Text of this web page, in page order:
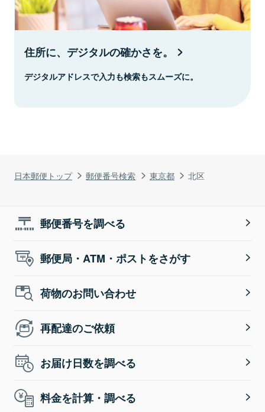
日本郵便トップ 郵便番号検索 東京都 北区
住所に、デジタルの確かさを。
デジタルアドレスで入力も検索もスムーズに。
郵便番号を調べる
郵便局・ATM・ポストをさがす
荷物のお問い合わせ
再配達のご依頼
お届け日数を調べる
料金を計算・調べる